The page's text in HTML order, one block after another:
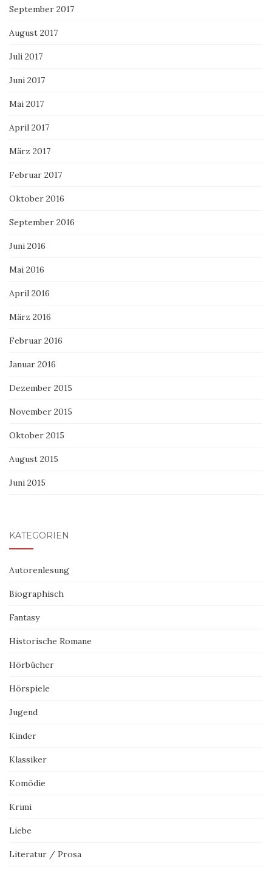
September 2017
August 2017
Juli 2017
Juni 2017
Mai 2017
April 2017
März 2017
Februar 2017
Oktober 2016
September 2016
Juni 2016
Mai 2016
April 2016
März 2016
Februar 2016
Januar 2016
Dezember 2015
November 2015
Oktober 2015
August 2015
Juni 2015
KATEGORIEN
Autorenlesung
Biographisch
Fantasy
Historische Romane
Hörbücher
Hörspiele
Jugend
Kinder
Klassiker
Komödie
Krimi
Liebe
Literatur / Prosa